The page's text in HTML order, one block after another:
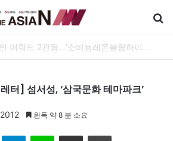
GS25, 세계 디자인 어워드 2관왕…‘소비뇽레몬블랑하이볼’ 디자인 경쟁력 인정
터] 섬서성, ‘삼국문화 테마파크’
완독 약 8 분 소요
Telegram 이메일